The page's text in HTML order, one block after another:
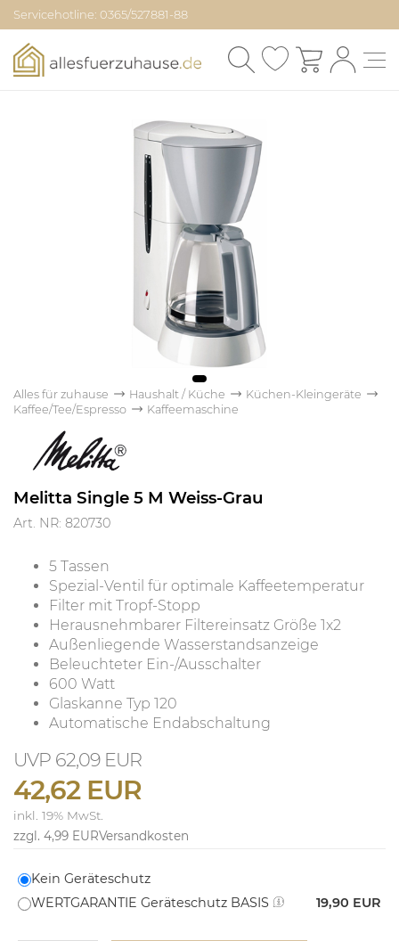
Servicehotline: 0365/527881-88
Alles für zuhause Haushalt / Küche
Küchen-Kleingeräte
Kaffee/Tee/Espresso
Kaffeemaschine
Melitta Single 5 M Weiss-Grau
Art. NR: 820730
5 Tassen
Spezial-Ventil für optimale Kaffeetemperatur
Filter mit Tropf-Stopp
Herausnehmbarer Filtereinsatz Größe 1x2
Außenliegende Wasserstandsanzeige
Beleuchteter Ein-/Ausschalter
600 Watt
Glaskanne Typ 120
Automatische Endabschaltung
62,09 EUR
42,62 EUR
inkl. 19% MwSt.
zzgl. 4,99 EURVersandkosten
Kein Geräteschutz
WERTGARANTIE Geräteschutz BASIS
19,90 EUR